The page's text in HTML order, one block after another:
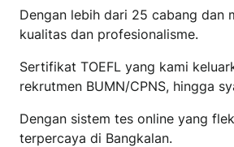
Dengan lebih dari 25 cabang dan
kualitas dan profesionalisme.
Sertifikat TOEFL yang kami
rekrutmen BUMN/CPNS, hingga
Dengan sistem tes online yang
terpercaya di Bangkalan.